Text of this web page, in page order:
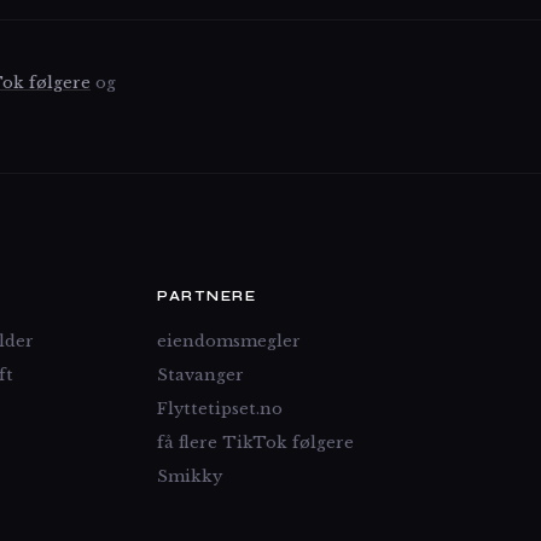
følgere og
PARTNERE
eiendomsmegler
Stavanger
Flyttetipset.no
få flere TikTok følgere
Smikky